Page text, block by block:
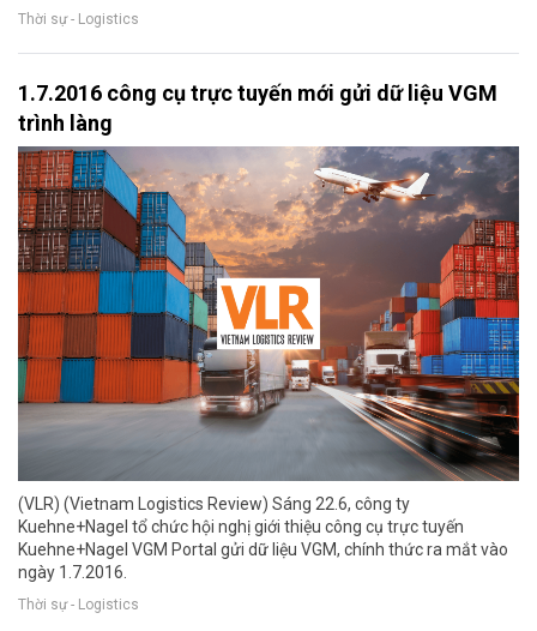
Thời sự - Logistics
1.7.2016 công cụ trực tuyến mới gửi dữ liệu VGM
trình làng
(VLR) (Vietnam Logistics Review) Sáng 22.6, công ty
Kuehne+Nagel tổ chức hội nghị giới thiệu công cụ trực tuyến
Kuehne+Nagel VGM Portal gửi dữ liệu VGM, chính thức ra mắt vào
ngày 1.7.2016.
Thời sự - Logistics